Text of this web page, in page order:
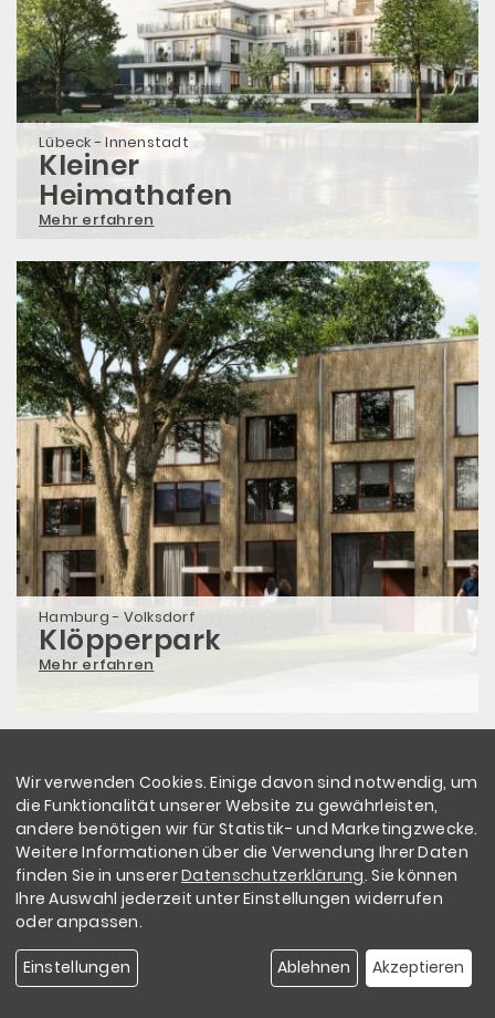
Lübeck - Innenstadt
Kleiner
Heimathafen
Mehr erfahren
Hamburg - Volksdorf
Klöpperpark
Mehr erfahren
Wir verwenden Cookies. Einige davon sind notwendig, um
die Funktionalität unserer Website zu gewährleisten,
andere benötigen wir für Statistik- und Marketingzwecke.
Weitere Informationen über die Verwendung Ihrer Daten
finden Sie in unsererDatenschutzerklärung. Sie können
Ihre Auswahl jederzeit unter Einstellungen widerrufen
oder anpassen.
Einstellungen Ablehnen Akzeptieren